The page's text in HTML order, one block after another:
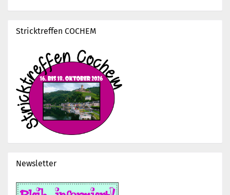
Stricktreffen COCHEM
Newsletter